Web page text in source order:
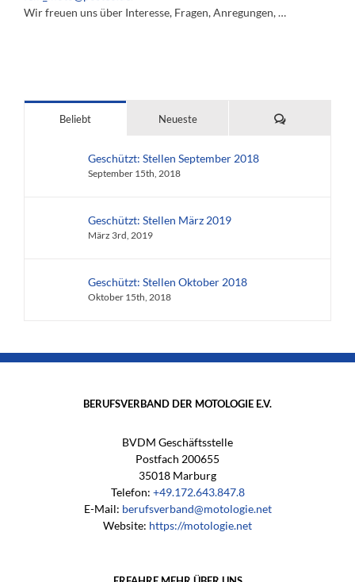
Wir freuen uns über Interesse, Fragen, Anregungen, …
Beliebt Neueste Kommentare
Geschützt: Stellen September 2018
September 15th, 2018
Geschützt: Stellen März 2019
März 3rd, 2019
Geschützt: Stellen Oktober 2018
Oktober 15th, 2018
BERUFSVERBAND DER MOTOLOGIE E.V.
BVDM Geschäftsstelle
Postfach 200655
35018 Marburg
Telefon: +49.172.643.847.8
E-Mail: berufsverband@motologie.net
Website: https://motologie.net